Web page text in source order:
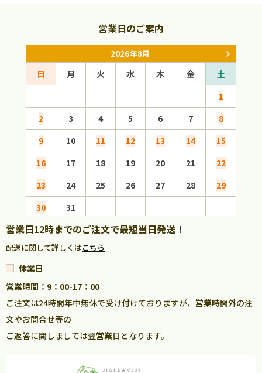
営業日のご案内
2026年8月
日 月 火 水 木 金
土
1
2
3 4 5 6 7
8
9
10 11 12 13 14
15
16
17 18 19 20 21
22
23
24 25 26 27 28
29
30
31
営業日12時までのご注文で最短当日発送！
配送に関して詳しくはこちら
休業日
営業時間：9：00-17：00
ご注文は24時間年中無休で受け付けておりますが、営業時間外の注
文やお問合せ等の
ご返答に関しましては翌営業日となります。